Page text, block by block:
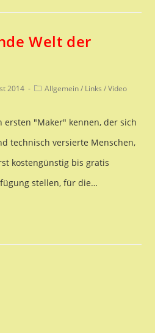
Welt der
2014
Beitrags-
Allgemein / Links / Video
ersten "Maker" kennen, der sich
technisch versierte Menschen,
kostengünstig bis gratis
stellen, für die…